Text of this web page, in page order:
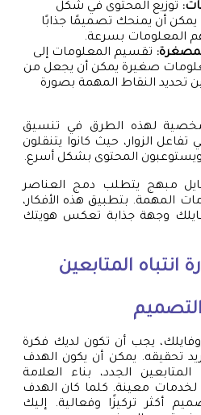
توزيع المحتوى في شكل
أن يمنحك تصميمًا جذابًا
المعلومات بسرعة.
تقسيم المعلومات إلى
صغيرة يمكن أن يجعل من
تحديد النقاط المهمة بصورة
لهذه الطرق في تنسيق
الزوار، حيث كانوا يتنقلون
ويستوعبون المحتوى بشكل أسرع.
مبهج يتطلب دمج العناصر
المهمة. بتطبيق هذه الأفكار،
وجهة جذابة تعكس هويتك
انتباه المتابعين
يجب أن تكون لديك فكرة
تحقيقه. يمكن أن يكون الهدف
الجدد، بناء العلامة
لخدمات معينة. كلما كان الهدف
أكثر تركيزًا وفعالية. إليك